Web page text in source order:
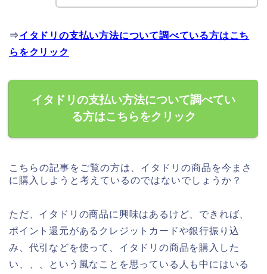
⇒イタドリの支払い方法について調べている方はこち
らをクリック
イタドリの支払い方法について調べてい
る方はこちらをクリック
こちらの記事をご覧の方は、イタドリの商品を今まさ
に購入しようと考えているのではないでしょうか？
ただ、イタドリの商品に興味はあるけど、できれば、
ポイント還元があるクレジットカードや銀行振り込
み、代引などを使って、イタドリの商品を購入した
い、、、という風なことを思っている人も中にはいる